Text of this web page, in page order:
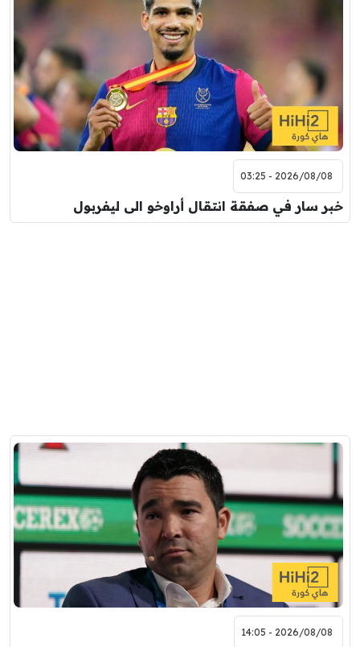
2026/08/08 - 03:25
خبر سار في صفقة انتقال أراوخو الى ليفربول
2026/08/08 - 14:05